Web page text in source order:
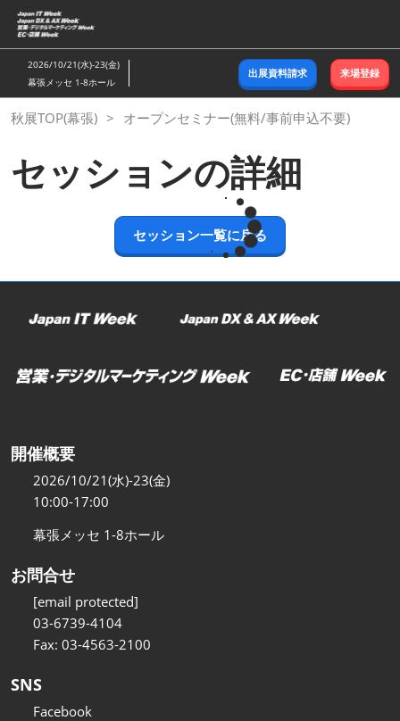
ス
キ
ッ
し
て
む
2026/10/21(水)-23(金)
幕張メッセ 1-8ホール
出展資料請求 来場登録
秋展TOP(幕張) オープンセミナー(無料/事前申込不要)
セッションの詳細
セッション一覧に戻る
開催概要
2026/10/21(水)-23(金)
10:00-17:00
幕張メッセ 1-8ホール
お問合せ
[email protected]
03-6739-4104
Fax: 03-4563-2100
SNS
Facebook